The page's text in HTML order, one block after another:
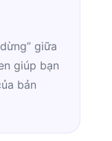
giữa
giúp bạn
bản